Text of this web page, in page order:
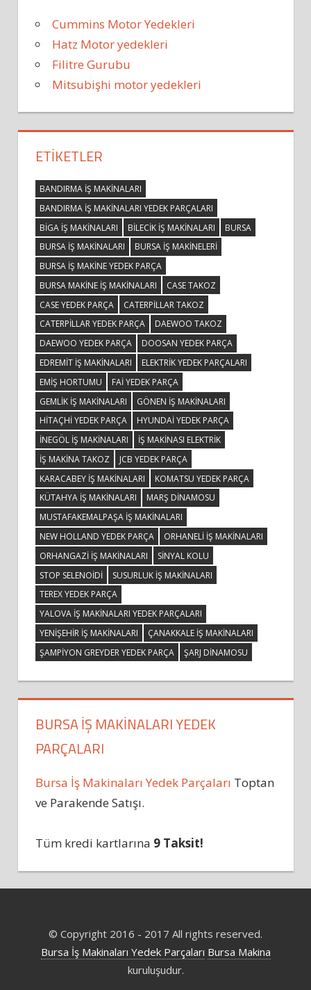
Cummins Motor Yedekleri
Hatz Motor yedekleri
Filitre Gurubu
Mitsubişhi motor yedekleri
ETIKETLER
BANDIRMA IŞ MAKINALARI
BANDIRMA IŞ MAKINALARI YEDEK PARÇALARI
BIGA IŞ MAKINALARI
BILECIK IŞ MAKINALARI
BURSA
BURSA IŞ MAKINALARI
BURSA IŞ MAKINELERI
BURSA IŞ MAKINE YEDEK PARÇA
BURSA MAKINE IŞ MAKINALARI
CASE TAKOZ
CASE YEDEK PARÇA
CATERPILLAR TAKOZ
CATERPILLAR YEDEK PARÇA
DAEWOO TAKOZ
DAEWOO YEDEK PARÇA
DOOSAN YEDEK PARÇA
EDREMIT IŞ MAKINALARI
ELEKTRIK YEDEK PARÇALARI
EMIŞ HORTUMU
FAI YEDEK PARÇA
GEMLIK IŞ MAKINALARI
GÖNEN IŞ MAKINALARI
HITAÇHI YEDEK PARÇA
HYUNDAI YEDEK PARÇA
INEGÖL IŞ MAKINALARI
IŞ MAKINASI ELEKTRIK
IŞ MAKINA TAKOZ
JCB YEDEK PARÇA
KARACABEY IŞ MAKINALARI
KOMATSU YEDEK PARÇA
KÜTAHYA IŞ MAKINALARI
MARŞ DINAMOSU
MUSTAFAKEMALPAŞA IŞ MAKINALARI
NEW HOLLAND YEDEK PARÇA
ORHANELI IŞ MAKINALARI
ORHANGAZI IŞ MAKINALARI
SINYAL KOLU
STOP SELENOIDI
SUSURLUK IŞ MAKINALARI
TEREX YEDEK PARÇA
YALOVA IŞ MAKINALARI YEDEK PARÇALARI
YENIŞEHIR IŞ MAKINALARI
ÇANAKKALE IŞ MAKINALARI
ŞAMPIYON GREYDER YEDEK PARÇA
ŞARJ DINAMOSU
BURSA İŞ MAKINALARI YEDEK
PARÇALARI
Bursa İş Makinaları Yedek Parçaları Toptan
ve Parakende Satışı.
Tüm kredi kartlarına 9 Taksit!
© Copyright 2016 - 2017 All rights reserved.
Bursa İş Makinaları Yedek Parçaları Bursa Makina
kuruluşudur.